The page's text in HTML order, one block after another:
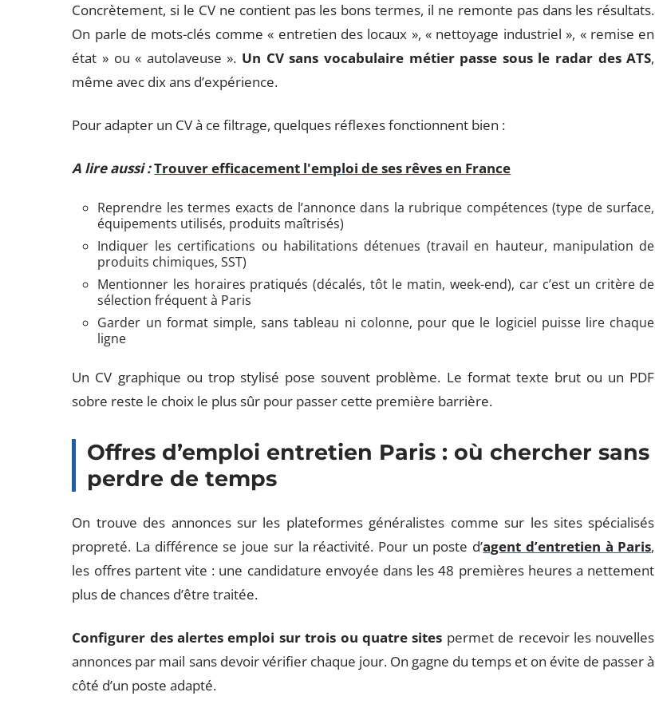
Concrètement, si le CV ne contient pas les bons termes, il ne remonte pas dans les résultats.
On parle de mots-clés comme « entretien des locaux », « nettoyage industriel », « remise en
état » ou « autolaveuse ». Un CV sans vocabulaire métier passe sous le radar des ATS,
même avec dix ans d’expérience.
Pour adapter un CV à ce filtrage, quelques réflexes fonctionnent bien :
A lire aussi :Trouver efficacement l'emploi de ses rêves en France
Reprendre les termes exacts de l’annonce dans la rubrique compétences (type de surface,
équipements utilisés, produits maîtrisés)
Indiquer les certifications ou habilitations détenues (travail en hauteur, manipulation de
produits chimiques, SST)
Mentionner les horaires pratiqués (décalés, tôt le matin, week-end), car c’est un critère de
sélection fréquent à Paris
Garder un format simple, sans tableau ni colonne, pour que le logiciel puisse lire chaque
ligne
Un CV graphique ou trop stylisé pose souvent problème. Le format texte brut ou un PDF
sobre reste le choix le plus sûr pour passer cette première barrière.
Offres d’emploi entretien Paris : où chercher sans
perdre de temps
On trouve des annonces sur les plateformes généralistes comme sur les sites spécialisés
propreté. La différence se joue sur la réactivité. Pour un poste d’agent d’entretien à Paris,
les offres partent vite : une candidature envoyée dans les 48 premières heures a nettement
plus de chances d’être traitée.
Configurer des alertes emploi sur trois ou quatre sites permet de recevoir les nouvelles
annonces par mail sans devoir vérifier chaque jour. On gagne du temps et on évite de passer à
côté d’un poste adapté.